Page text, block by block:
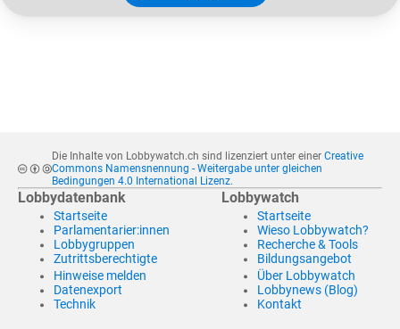
Die Inhalte von Lobbywatch.ch sind lizenziert unter einer Creative
Commons Namensnennung - Weitergabe unter gleichen
Bedingungen 4.0 International Lizenz.
Lobbydatenbank
Startseite
Parlamentarier:innen
Lobbygruppen
Zutrittsberechtigte
Hinweise melden
Datenexport
Technik
Lobbywatch
Startseite
Wieso Lobbywatch?
Recherche & Tools
Bildungsangebot
Über Lobbywatch
Lobbynews (Blog)
Kontakt